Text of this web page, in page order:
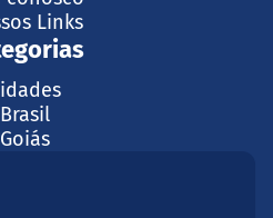
Links
Brasil
Goiás